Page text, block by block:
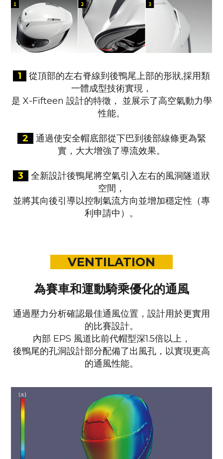
1
從頂部的左右脊線到後鴨尾上部的形狀,採用類
一體成型技術實現，
是 X-Fifteen 設計的特徵， 並展示了高空氣動力學
性能。
2
通過使安全帽底部從下巴到後部線條更為緊
實，大大增強了導流效果。
3
全新設計後鴨尾將空氣引入左右的風洞隧道狀
空間，
並將其向後引導以控制氣流方向並增加穩定性（專
利申請中）。
VENTILATION
為賽車和運動騎乘優化的通風
通過壓力分析確認最佳通風位置， 設計用於更實用
的比賽設計。
內部 EPS 風道比前代帽型深1.5倍以上，
後鴨尾的孔洞設計部分配備了出風孔，以實現更高
的通風性能。